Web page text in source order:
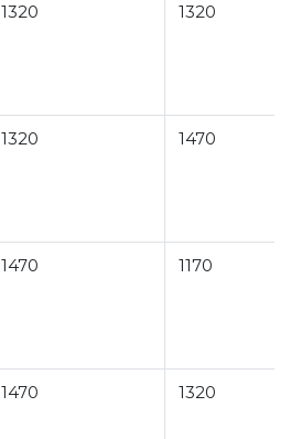
1320 1320
1320 1470
1470 1170
1470 1320